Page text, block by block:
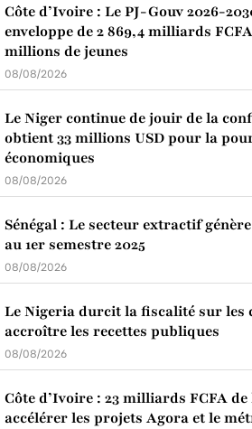
Côte d’Ivoire : Le PJ-Gouv 2026-
enveloppe de 2 869,4 milliards
millions de jeunes
08/08/2026
Le Niger continue de jouir de la
obtient 33 millions USD pour la
économiques
08/08/2026
Sénégal : Le secteur extractif
au 1er semestre 2025
08/08/2026
Le Nigeria durcit la fiscalité sur les
accroître les recettes publiques
08/08/2026
Côte d’Ivoire : 23 milliards FCFA
accélérer les projets Agora et le